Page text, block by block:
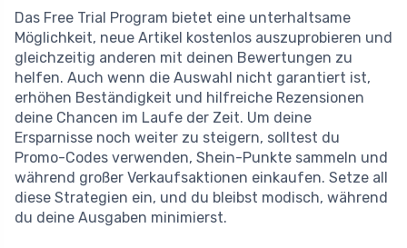
Das Free Trial Program bietet eine unterhaltsame
Möglichkeit, neue Artikel kostenlos auszuprobieren und
gleichzeitig anderen mit deinen Bewertungen zu
helfen. Auch wenn die Auswahl nicht garantiert ist,
erhöhen Beständigkeit und hilfreiche Rezensionen
deine Chancen im Laufe der Zeit. Um deine
Ersparnisse noch weiter zu steigern, solltest du
Promo-Codes verwenden, Shein-Punkte sammeln und
während großer Verkaufsaktionen einkaufen. Setze all
diese Strategien ein, und du bleibst modisch, während
du deine Ausgaben minimierst.